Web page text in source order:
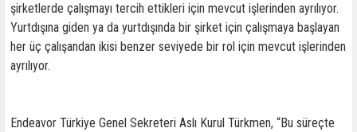
şirketlerde çalışmayı tercih ettikleri için mevcut işlerinden ayrılıyor.
Yurtdışına giden ya da yurtdışında bir şirket için çalışmaya başlayan
her üç çalışandan ikisi benzer seviyede bir rol için mevcut işlerinden
ayrılıyor.
Endeavor Türkiye Genel Sekreteri Aslı Kurul Türkmen, “Bu süreçte